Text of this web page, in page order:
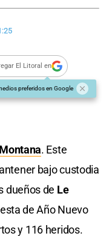
El Litoral en
preferidos en Google
. Este
bajo custodia
dueños de Le
de Año Nuevo
y 116 heridos.